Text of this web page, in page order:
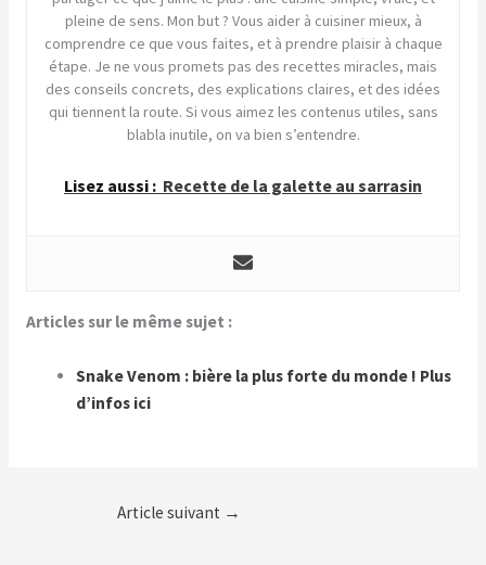
pleine de sens. Mon but ? Vous aider à cuisiner mieux, à
comprendre ce que vous faites, et à prendre plaisir à chaque
étape. Je ne vous promets pas des recettes miracles, mais
des conseils concrets, des explications claires, et des idées
qui tiennent la route. Si vous aimez les contenus utiles, sans
blabla inutile, on va bien s’entendre.
Lisez aussi : Recette de la galette au sarrasin
Articles sur le même sujet :
Snake Venom : bière la plus forte du monde ! Plus
d’infos ici
Article suivant →